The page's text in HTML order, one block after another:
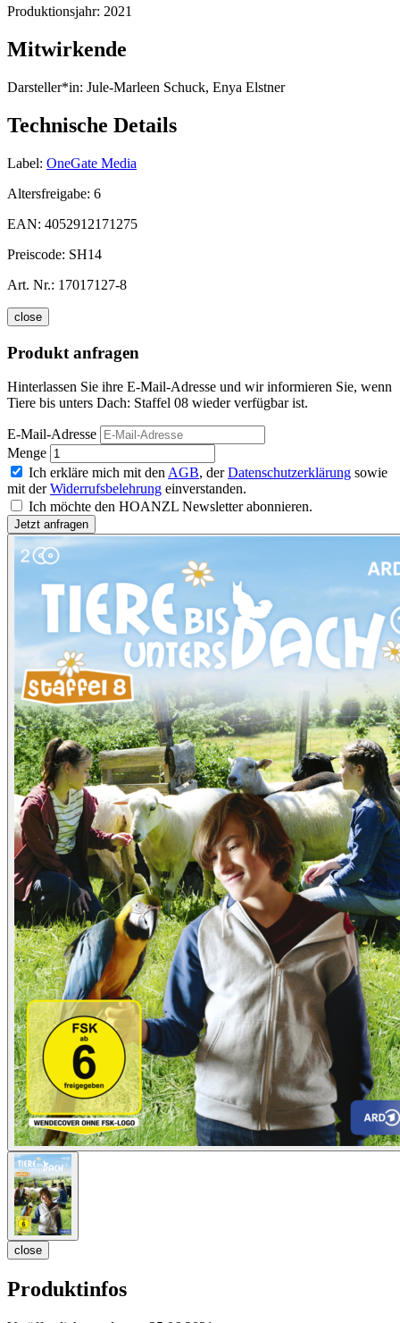
Produktionsjahr: 2021
Mitwirkende
Darsteller*in: Jule-Marleen Schuck, Enya Elstner
Technische Details
Label: OneGate Media
Altersfreigabe: 6
EAN: 4052912171275
Preiscode: SH14
Art. Nr.: 17017127-8
close
Produkt anfragen
Hinterlassen Sie ihre E-Mail-Adresse und wir informieren Sie, wenn
Tiere bis unters Dach: Staffel 08 wieder verfügbar ist.
E-Mail-Adresse
Menge
Ich erkläre mich mit den AGB, derDatenschutzerklärung sowie
mit derWiderrufsbelehrung einverstanden.
Ich möchte den HOANZL Newsletter abonnieren.
close
Produktinfos